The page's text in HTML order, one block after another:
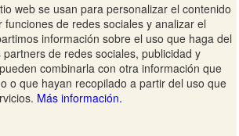
| Contacte | Aviso Legal Política de
privacidad | Condiciones de uso
Ver sitio web completo
web se usan para personalizar el contenido
de redes sociales y analizar el
información sobre el uso que haga del
de redes sociales, publicidad y
combinarla con otra información que
o que hayan recopilado a partir del uso que
Más información.